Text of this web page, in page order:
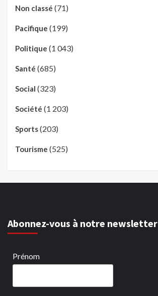
Non classé (71)
Pacifique (199)
Politique (1 043)
Santé (685)
Social (323)
Société (1 203)
Sports(203)
Tourisme (525)
Abonnez-vous à notre newsletter
Prénom